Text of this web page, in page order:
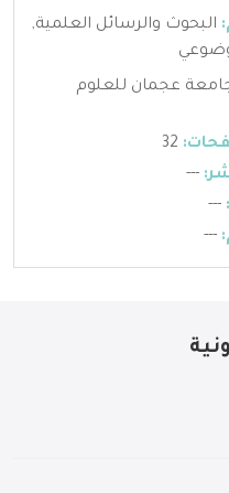
البحوث والرسائل العلمية,
عجمان للعلوم
---
---
---